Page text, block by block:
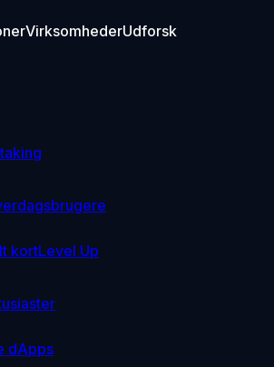
VirksomhederUdforsk
kortLevel Up
dApps